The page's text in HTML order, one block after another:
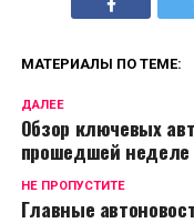
МАТЕРИАЛЫ ПО ТЕМЕ:
ДАЛЕЕ
Обзор ключевых
прошедшей неделе
НЕ ПРОПУСТИТЕ
Главные